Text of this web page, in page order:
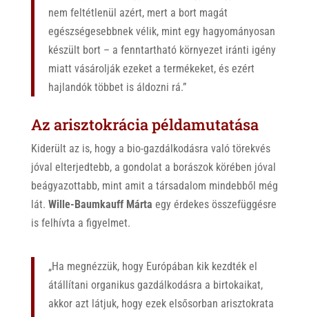
nem feltétlenül azért, mert a bort magát
egészségesebbnek vélik, mint egy hagyományosan
készült bort – a fenntartható környezet iránti igény
miatt vásárolják ezeket a termékeket, és ezért
hajlandók többet is áldozni rá.”
Az arisztokrácia példamutatása
Kiderült az is, hogy a bio-gazdálkodásra való törekvés
jóval elterjedtebb, a gondolat a borászok körében jóval
beágyazottabb, mint amit a társadalom mindebből még
lát. Wille-Baumkauff Márta egy érdekes összefüggésre
is felhívta a figyelmet.
„Ha megnézzük, hogy Európában kik kezdték el
átállítani organikus gazdálkodásra a birtokaikat,
akkor azt látjuk, hogy ezek elsősorban arisztokrata